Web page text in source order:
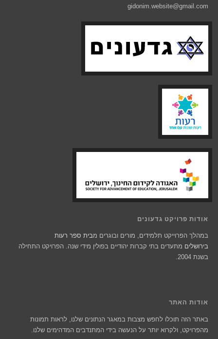
gidonim.website@gmail.com
אודות פרויקט גדעונים
במהלך הפרוייקט תלמידים, מורים ובוגרים מבית ספר רעות
בירושלים מתעדים בתי קברות יהודיים בפולין מידי שנה. הפרויקט התחילה
בשנת 2004.
אודות האתר
באתר הזה תוכלו לחפש מצבות במאגר הנתונים שלנו, לראות תמונות
מהפרויקט, ולקרוא יותר על הנעשה בידי המתנדבים המדהימים שלנו.